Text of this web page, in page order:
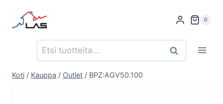
sisältöön
0
Etsi: Haku
Koti / Kauppa / Outlet / BPZ:AGV50.100